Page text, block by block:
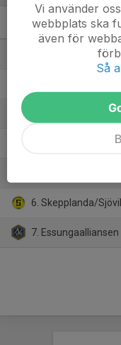
Flickor Div 3
1. Trollhättans BoIS
3. Wargön/
6. Skepplanda/
7. Essungaalliansen
Vi använder
webbplats ska
även för
Så